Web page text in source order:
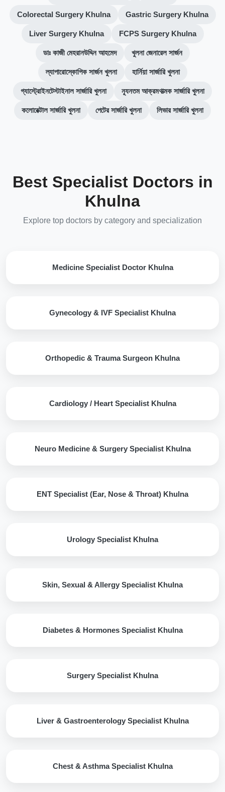
Colorectal Surgery Khulna Gastric Surgery Khulna
Liver Surgery Khulna FCPS Surgery Khulna
ডাঃ কাজী মেহরানউদ্দিন আহমেদ খুলনা জেনারেল সার্জন
ল্যাপারোস্কোপিক সার্জন খুলনা হার্নিয়া সার্জারি খুলনা
গ্যাস্ট্রোইনটেস্টাইনাল সার্জারি খুলনা ন্যূনতম আক্রমণাত্মক সার্জারি খুলনা
কলোরেক্টাল সার্জারি খুলনা পেটের সার্জারি খুলনা লিভার সার্জারি খুলনা
Best Specialist Doctors in
Khulna
Explore top doctors by category and specialization
Medicine Specialist Doctor Khulna
Gynecology & IVF Specialist Khulna
Orthopedic & Trauma Surgeon Khulna
Cardiology / Heart Specialist Khulna
Neuro Medicine & Surgery Specialist Khulna
ENT Specialist (Ear, Nose & Throat) Khulna
Urology Specialist Khulna
Skin, Sexual & Allergy Specialist Khulna
Diabetes & Hormones Specialist Khulna
Surgery Specialist Khulna
Liver & Gastroenterology Specialist Khulna
Chest & Asthma Specialist Khulna